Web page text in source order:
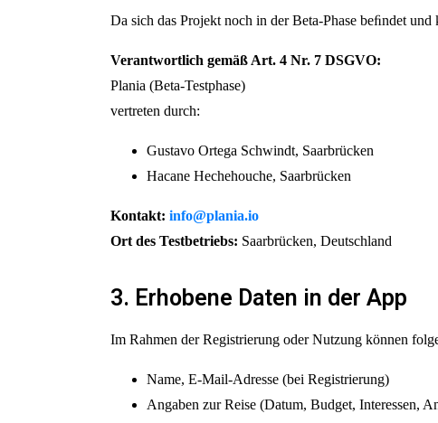
Da sich das Projekt noch in der Beta-Phase beﬁndet
Verantwortlich gemäß Art. 4 Nr. 7 DSGVO:
Plania (Beta-Testphase)
vertreten durch:
Gustavo Ortega Schwindt, Saarbrücken
Hacane Hechehouche, Saarbrücken
Kontakt: info@plania.io
Ort des Testbetriebs: Saarbrücken, Deutschland
3. Erhobene Daten in der App
Im Rahmen der Registrierung oder Nutzung können
Name, E-Mail-Adresse (bei Registrierung)
Angaben zur Reise (Datum, Budget, Interessen,